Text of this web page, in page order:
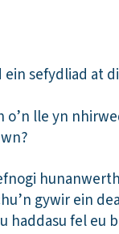
sefydliad at
lle yn
gywir ein
haddasu fel eu